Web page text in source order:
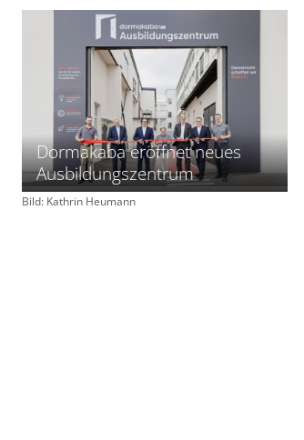
Dormakaba eröffnet neues
Ausbildungszentrum
Bild: Kathrin Heumann